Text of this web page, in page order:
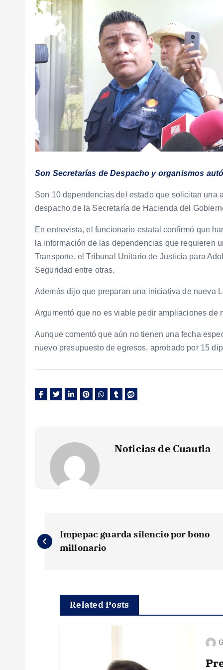
Son Secretarías de Despacho y organismos
Son 10 dependencias del estado que solicitan una
despacho de la Secretaría de Hacienda del
En entrevista, el funcionario estatal confirmó que
la información de las dependencias que requieren
Transporte, el Tribunal Unitario de Justicia para
Seguridad entre otras.
Además dijo que preparan una iniciativa de nueva
Argumentó que no es viable pedir ampliaciones de
Aunque comentó que aún no tienen una fecha
nuevo presupuesto de egresos, aprobado por 15
Noticias de Cuautla
a
Impepac guarda silencio por bono
millonario
Related Posts